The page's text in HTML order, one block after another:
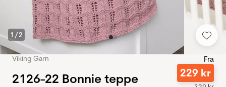
1 /2
Viking Garn
2126-22 Bonnie teppe
Fra
229 kr